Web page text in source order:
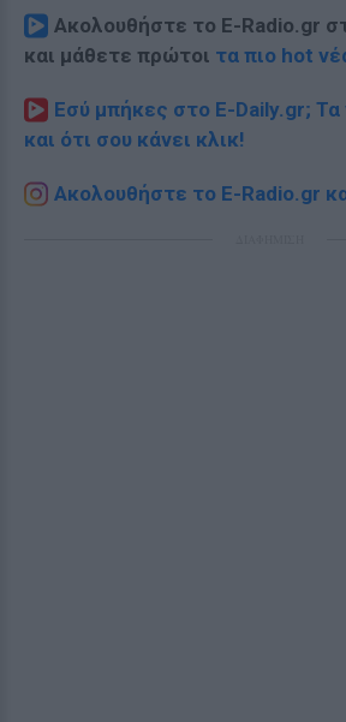
Ακολουθήστε το E-Radio.gr
και μάθετε πρώτοι τα πιο hot
Εσύ μπήκες στο E-Daily.gr;
και ότι σου κάνει κλικ!
Ακολουθήστε το E-Radio.gr